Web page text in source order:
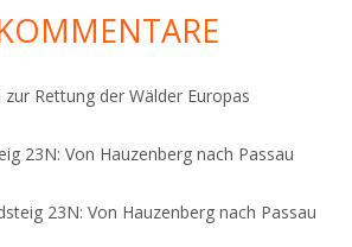
Rettung der Wälder Europas
23N: Von Hauzenberg nach Passau
23N: Von Hauzenberg nach Passau